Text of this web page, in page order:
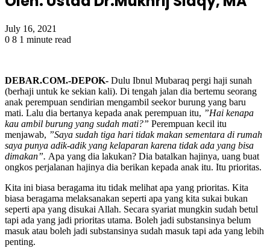
July 16, 2021
0 8 1 minute read
DEBAR.COM.-DEPOK- Dulu Ibnul Mubaraq pergi haji sunah
(berhaji untuk ke sekian kali). Di tengah jalan dia bertemu seorang
anak perempuan sendirian mengambil seekor burung yang baru
mati. Lalu dia bertanya kepada anak perempuan itu, ”Hai kenapa
kau ambil burung yang sudah mati?” Perempuan kecil itu
menjawab, ”Saya sudah tiga hari tidak makan sementara di rumah
saya punya adik-adik yang kelaparan karena tidak ada yang bisa
dimakan”. Apa yang dia lakukan? Dia batalkan hajinya, uang buat
ongkos perjalanan hajinya dia berikan kepada anak itu. Itu prioritas.
Kita ini biasa beragama itu tidak melihat apa yang prioritas. Kita
biasa beragama melaksanakan seperti apa yang kita sukai bukan
seperti apa yang disukai Allah. Secara syariat mungkin sudah betul
tapi ada yang jadi prioritas utama. Boleh jadi substansinya belum
masuk atau boleh jadi substansinya sudah masuk tapi ada yang lebih
penting.